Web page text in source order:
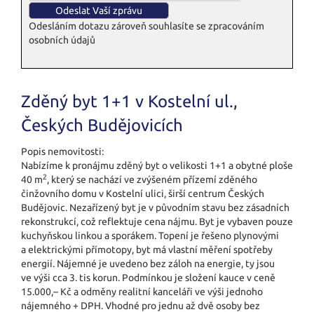
Odesláním dotazu zároveň souhlasíte se zpracováním
osobních údajů
Zděný byt 1+1 v Kostelní ul.,
Českých Budějovicích
Popis nemovitosti:
Nabízíme k pronájmu zděný byt o velikosti 1+1 a obytné ploše
40 m2, který se nachází ve zvýšeném přízemí zděného
činžovního domu v Kostelní ulici, širší centrum Českých
Budějovic. Nezařízený byt je v původním stavu bez zásadních
rekonstrukcí, což reflektuje cena nájmu. Byt je vybaven pouze
kuchyňskou linkou a sporákem. Topení je řešeno plynovými
a elektrickými přímotopy, byt má vlastní měření spotřeby
energií. Nájemné je uvedeno bez záloh na energie, ty jsou
ve výši cca 3. tis korun. Podmínkou je složení kauce v ceně
15.000,– Kč a odměny realitní kanceláři ve výši jednoho
nájemného + DPH. Vhodné pro jednu až dvě osoby bez